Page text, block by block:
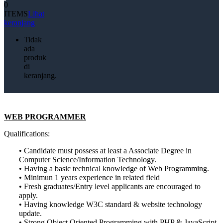
0
ITEMSLihat
keranjang
Tidak
ada
produk
di
keranjang.
WEB PROGRAMMER
Qualifications:
• Candidate must possess at least a Associate Degree in
Computer Science/Information Technology.
• Having a basic technical knowledge of Web Programming.
• Minimun 1 years experience in related field
• Fresh graduates/Entry level applicants are encouraged to
apply.
• Having knowledge W3C standard & website technology
update.